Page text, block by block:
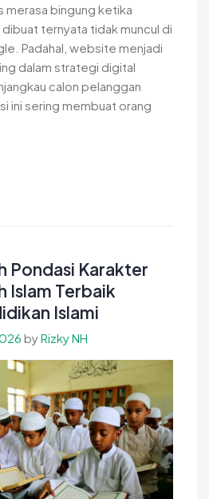
merasa bingung ketika
ternyata tidak muncul di
Padahal, website menjadi
dalam strategi digital
calon pelanggan
ini sering membuat orang
Pondasi Karakter
Islam Terbaik
Islami
byRizky NH